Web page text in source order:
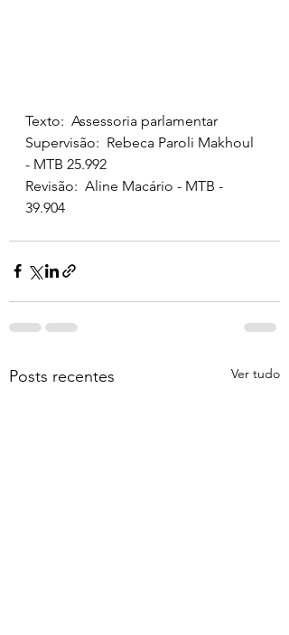
Texto:  Assessoria parlamentar
Supervisão:  Rebeca Paroli Makhoul
- MTB 25.992
Revisão:  Aline Macário - MTB -
39.904
Posts recentes Ver tudo